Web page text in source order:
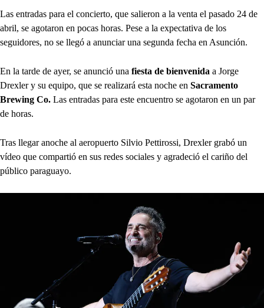
Las entradas para el concierto, que salieron a la venta el pasado 24 de
abril, se agotaron en pocas horas. Pese a la expectativa de los
seguidores, no se llegó a anunciar una segunda fecha en Asunción.
En la tarde de ayer, se anunció una fiesta de bienvenida a Jorge
Drexler y su equipo, que se realizará esta noche en Sacramento
Brewing Co. Las entradas para este encuentro se agotaron en un par
de horas.
Tras llegar anoche al aeropuerto Silvio Pettirossi, Drexler grabó un
vídeo que compartió en sus redes sociales y agradeció el cariño del
público paraguayo.